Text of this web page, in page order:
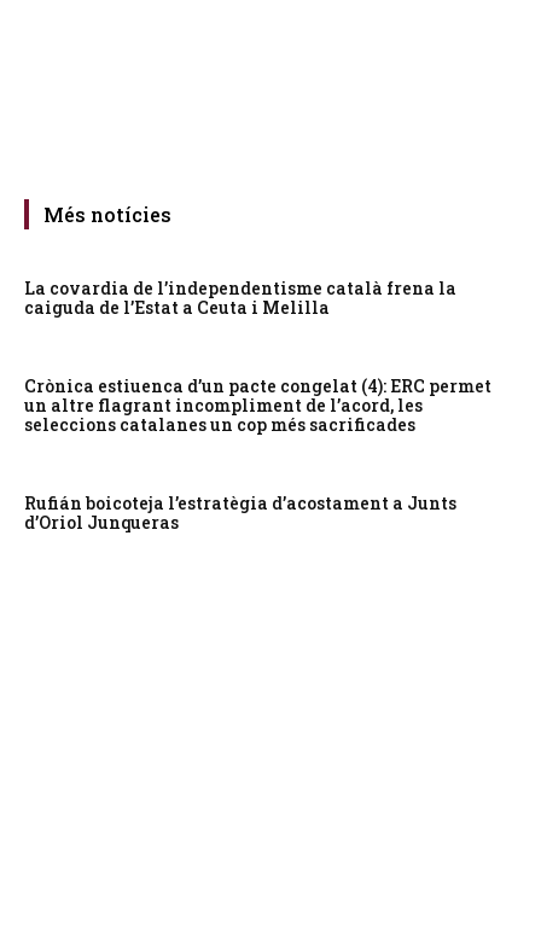
Més notícies
La covardia de l’independentisme català frena la
caiguda de l’Estat a Ceuta i Melilla
Crònica estiuenca d’un pacte congelat (4): ERC permet
un altre flagrant incompliment de l’acord, les
seleccions catalanes un cop més sacrificades
Rufián boicoteja l’estratègia d’acostament a Junts
d’Oriol Junqueras